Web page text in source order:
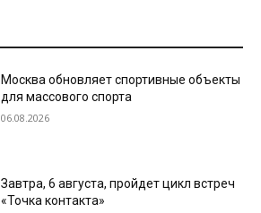
Москва обновляет спортивные объекты
для массового спорта
06.08.2026
Завтра, 6 августа, пройдет цикл встреч
«Точка контакта»